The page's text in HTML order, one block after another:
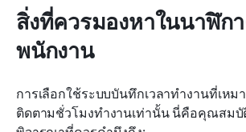
สิ่งที่ควรมองหาในนาฬิก
พนักงาน
การเลือกใช้ระบบบันทึกเวลาทำงานที่เห
ติดตามชั่วโมงทำงานเท่านั้น นี่คือคุณสม